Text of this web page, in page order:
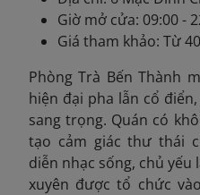
Giờ mở cửa: 09:00 -
Giá tham khảo: Từ
Phòng Trà Bến Thành
hiện đại pha lẫn cổ
sang trọng. Quán có
tạo cảm giác thư thái
diễn nhạc sống, chủ yếu
xuyên được tổ chức